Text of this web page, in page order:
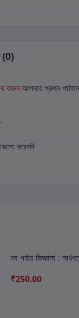
(0)
করুন আপনার প্রশ্ন
করেননি
নব পর্যায় জিজ্ঞাসা :
₹250.00